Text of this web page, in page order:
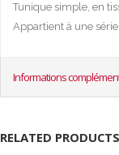
Tunique simple, en
Appartient à une
Informations
RELATED PRODUCTS